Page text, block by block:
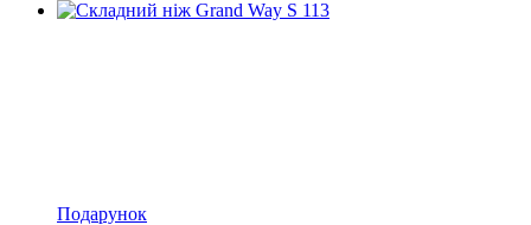
Подарунок